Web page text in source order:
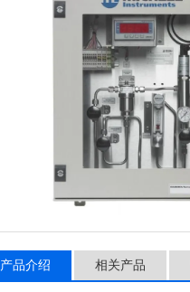
产品介绍 相关产品